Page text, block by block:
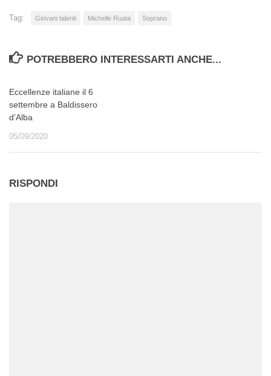
Tag: Giovani talenti Michelle Ruata Soprano
POTREBBERO INTERESSARTI ANCHE...
Eccellenze italiane il 6
settembre a Baldissero
d’Alba
05/09/2020
RISPONDI